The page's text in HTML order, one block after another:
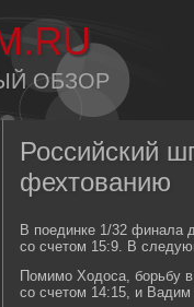
ОБЗОР
Российский
фехтованию
В поединке 1/32 финала
со счетом 15:9. В
Помимо Ходоса, борьбу
со счетом 14:15, и